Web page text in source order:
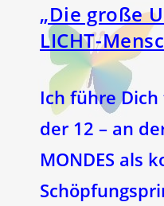
„Die große
LICHT-
Ich führe Dich
der 12 – an
MONDES als